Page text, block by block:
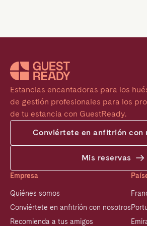
Estancias encantadoras para los
de gestión profesionales para los
de tu estancia con GuestReady.
Conviértete en anfitrión con
Mis reservas
Empresa
Quiénes somos
Conviértete en anfitrión con nosotros
Recomienda a tus amigos